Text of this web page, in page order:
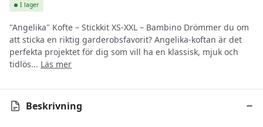
I lager
"Angelika" Kofte – Stickkit XS-XXL – Bambino Drömmer du om
att sticka en riktig garderobsfavorit? Angelika-koftan är det
perfekta projektet för dig som vill ha en klassisk, mjuk och
tidlös... Läs mer
Beskrivning